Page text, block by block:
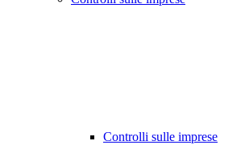
Controlli sulle imprese